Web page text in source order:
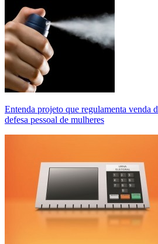
Entenda projeto que regulamenta venda
defesa pessoal de mulheres